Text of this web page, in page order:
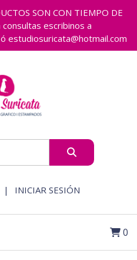
SON CON TIEMPO DE
consultas escribinos a
estudiosuricata@hotmail.com
INICIAR SESIÓN
0